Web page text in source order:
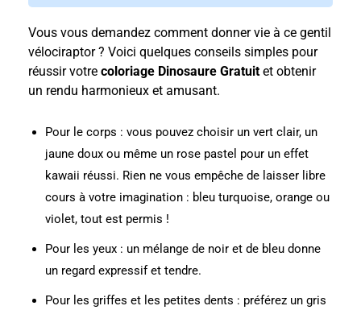
Vous vous demandez comment donner vie à ce gentil
vélociraptor ? Voici quelques conseils simples pour
réussir votre coloriage Dinosaure Gratuit et obtenir
un rendu harmonieux et amusant.
Pour le corps : vous pouvez choisir un vert clair, un
jaune doux ou même un rose pastel pour un effet
kawaii réussi. Rien ne vous empêche de laisser libre
cours à votre imagination : bleu turquoise, orange ou
violet, tout est permis !
Pour les yeux : un mélange de noir et de bleu donne
un regard expressif et tendre.
Pour les griffes et les petites dents : préférez un gris